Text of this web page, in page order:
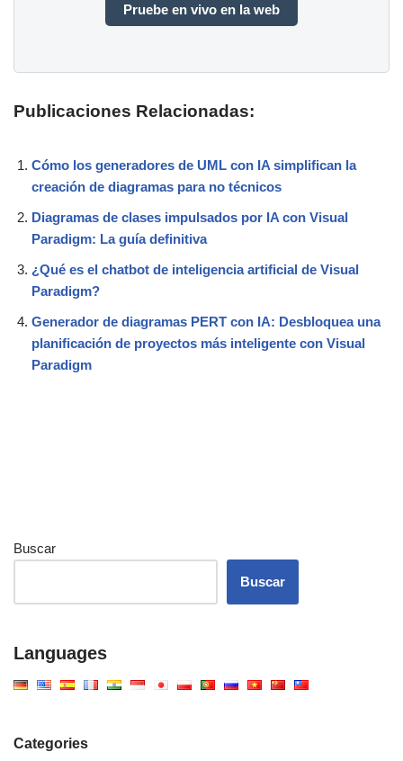
Pruebe en vivo en la web
Publicaciones Relacionadas:
Cómo los generadores de UML con IA simplifican la
creación de diagramas para no técnicos
Diagramas de clases impulsados por IA con Visual
Paradigm: La guía definitiva
¿Qué es el chatbot de inteligencia artificial de Visual
Paradigm?
Generador de diagramas PERT con IA: Desbloquea una
planificación de proyectos más inteligente con Visual
Paradigm
Buscar
Buscar
Languages
Categories